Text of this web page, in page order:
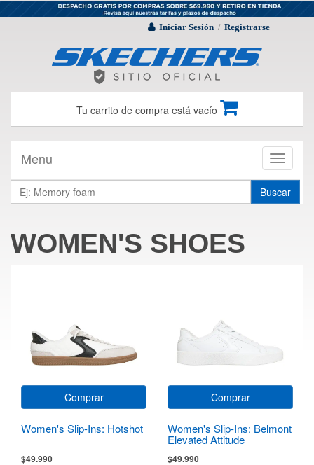
Iniciar Sesión / Registrarse
Tu carrito de compra está vacío
Toggle
Menu
Buscar
WOMEN'S SHOES
Comprar
Women's Slip-Ins: Hotshot
$49.990
Comprar
Women's Slip-Ins: Belmont
Elevated Attitude
$49.990